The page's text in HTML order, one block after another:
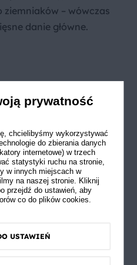
– wówczas
danie główne.
i rzodkiewki,
po czym zasyp
z cytryny. Dodaj
odstaw na 15 minut,
prywatność
chcielibyśmy wykorzystywać
do zbierania danych
internetowe) w trzech
statystyki ruchu na stronie,
w innych miejscach w
na naszej stronie. Kliknij
przejdź do ustawień, aby
co do plików cookies.
USTAWIEŃ